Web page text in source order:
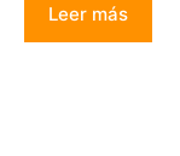
Leer más